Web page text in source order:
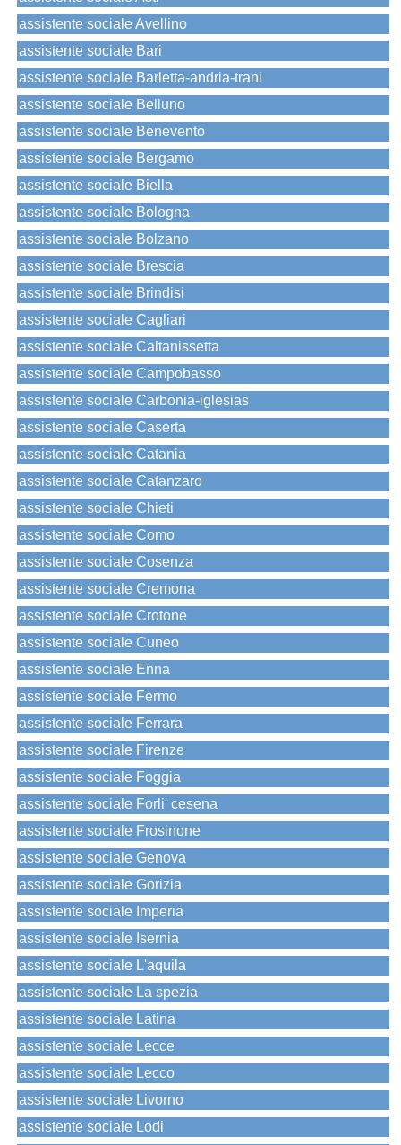
assistente sociale Avellino
assistente sociale Bari
assistente sociale Barletta-andria-trani
assistente sociale Belluno
assistente sociale Benevento
assistente sociale Bergamo
assistente sociale Biella
assistente sociale Bologna
assistente sociale Bolzano
assistente sociale Brescia
assistente sociale Brindisi
assistente sociale Cagliari
assistente sociale Caltanissetta
assistente sociale Campobasso
assistente sociale Carbonia-iglesias
assistente sociale Caserta
assistente sociale Catania
assistente sociale Catanzaro
assistente sociale Chieti
assistente sociale Como
assistente sociale Cosenza
assistente sociale Cremona
assistente sociale Crotone
assistente sociale Cuneo
assistente sociale Enna
assistente sociale Fermo
assistente sociale Ferrara
assistente sociale Firenze
assistente sociale Foggia
assistente sociale Forli' cesena
assistente sociale Frosinone
assistente sociale Genova
assistente sociale Gorizia
assistente sociale Imperia
assistente sociale Isernia
assistente sociale L'aquila
assistente sociale La spezia
assistente sociale Latina
assistente sociale Lecce
assistente sociale Lecco
assistente sociale Livorno
assistente sociale Lodi